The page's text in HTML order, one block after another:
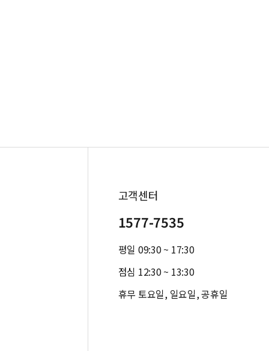
고객센터
1577-7535
평일 09:30 ~ 17:30
점심 12:30 ~ 13:30
휴무 토요일, 일요일, 공휴일